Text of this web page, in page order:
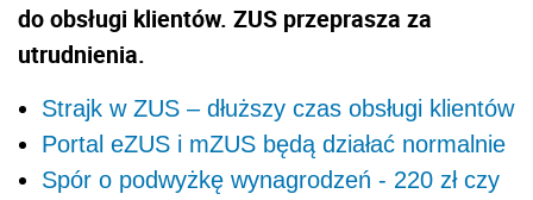
do obsługi klientów. ZUS przeprasza za
utrudnienia.
Strajk w ZUS – dłuższy czas obsługi klientów
Portal eZUS i mZUS będą działać normalnie
Spór o podwyżkę wynagrodzeń - 220 zł czy